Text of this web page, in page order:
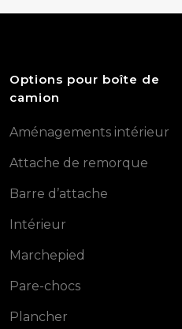
Options pour boîte de
camion
Aménagements intérieur
Attache de remorque
Barre d’attache
Intérieur
Marchepied
Pare-chocs
Plancher